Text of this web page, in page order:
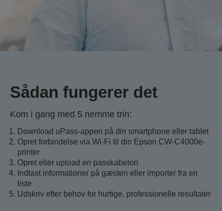
Sådan fungerer det
Kom i gang med 5 nemme trin:
Download uPass-appen på din smartphone eller tablet
Opret forbindelse via Wi-Fi til din Epson CW-C4000e-
printer
Opret eller upload en passkabelon
Indtast informationer på gæsten eller importer fra en
liste
Udskriv efter behov for hurtige, professionelle resultater